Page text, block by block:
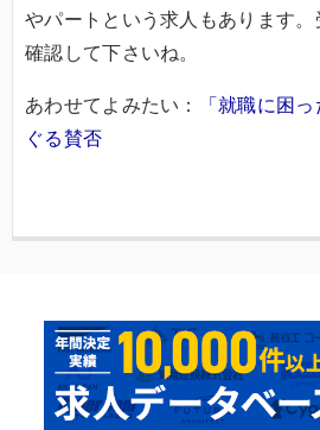
やパートという求人もあります
確認して下さいね。
あわせてよみたい：
「就職に困
ぐる賛否